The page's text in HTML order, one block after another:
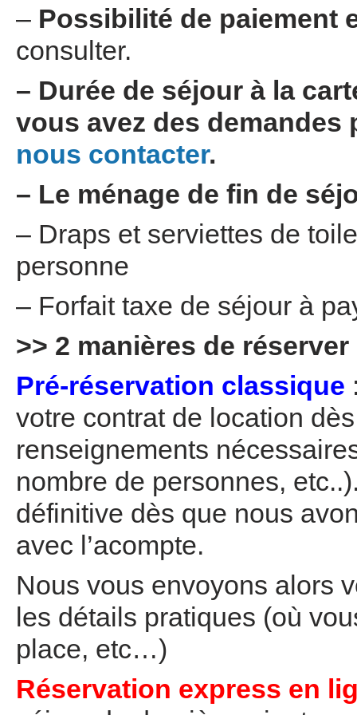
– Possibilité de paiement
consulter.
– Durée de séjour à la
vous avez des demandes
nous contacter.
– Le ménage de fin de
– Draps et serviettes de
personne
– Forfait taxe de séjour à
>> 2 manières de réserver
Pré-réservation classique
votre contrat de location
renseignements
nombre de personnes,
définitive dès que nous
avec l’acompte.
Nous vous envoyons alors
les détails pratiques (où
place, etc…)
Réservation express en